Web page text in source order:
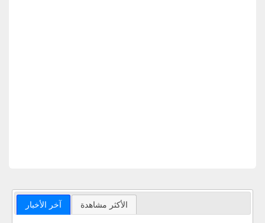
آخر الأخبار الأكثر مشاهدة